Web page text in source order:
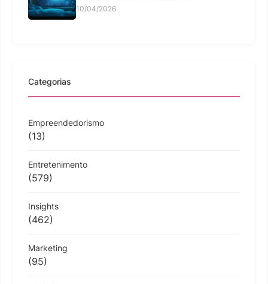
10/04/2026
Categorias
Empreendedorismo
(13)
Entretenimento
(579)
Insights
(462)
Marketing
(95)